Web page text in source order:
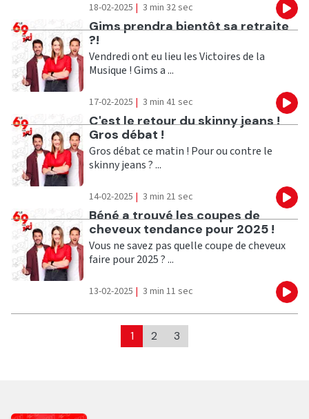
18-02-2025 | 3 min 32 sec
Ecouter
Gims prendra bientôt sa retraite
?!
Vendredi ont eu lieu les Victoires de la
Musique ! Gims a ...
17-02-2025 | 3 min 41 sec
Ecouter
C'est le retour du skinny jeans !
Gros débat !
Gros débat ce matin ! Pour ou contre le
skinny jeans ? ...
14-02-2025 | 3 min 21 sec
Ecouter
Béné a trouvé les coupes de
cheveux tendance pour 2025 !
Vous ne savez pas quelle coupe de cheveux
faire pour 2025 ? ...
13-02-2025 | 3 min 11 sec
1 2 3